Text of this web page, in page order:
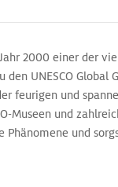
2000 einer der
UNESCO Global
feurigen und
Museen und
und